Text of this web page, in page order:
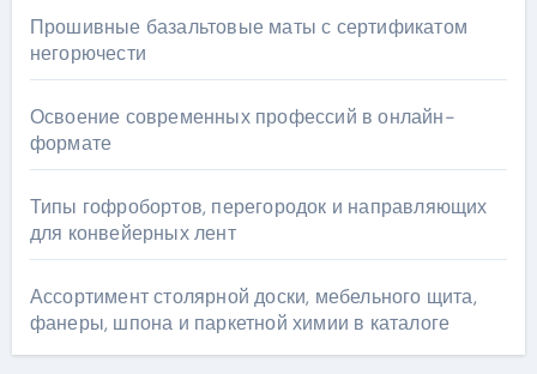
Прошивные базальтовые маты с сертификатом
негорючести
Освоение современных профессий в онлайн-
формате
Типы гофробортов, перегородок и направляющих
для конвейерных лент
Ассортимент столярной доски, мебельного щита,
фанеры, шпона и паркетной химии в каталоге